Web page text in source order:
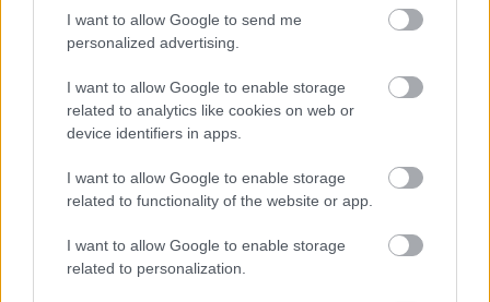
I want to allow Google to send me
personalized advertising.
I want to allow Google to enable storage
related to analytics like cookies on web or
device identifiers in apps.
I want to allow Google to enable storage
related to functionality of the website or app.
I want to allow Google to enable storage
related to personalization.
ΡΟΗ ΕΙΔΗΣΕΩΝ
Το πάλεψε μέχρι τέλους η Εθνική γυναικών κόντρα
στην Ιταλία Β’
06/08/2026